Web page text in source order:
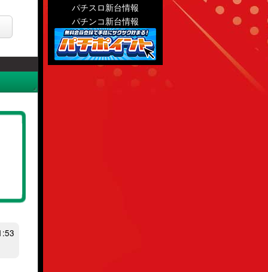
パチスロ新台情報
パチンコ新台情報